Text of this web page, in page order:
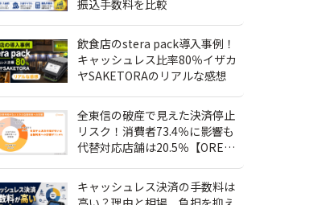
振込手数料を比較
飲食店のstera pack導入事例！
キャッシュレス比率80％イザカ
ヤSAKETORAのリアルな感想
全東信の破産で見えた決済停止
リスク！消費者73.4％に影響も
代替対応店舗は20.5％【OREND
キャッシュレス決済の手数料は